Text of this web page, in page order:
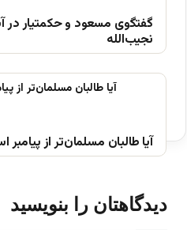
گفتگوی مسعود و حکمتیار
نجیب‌الله
آیا طالبان مسلمان‌تر از
دیدگاهتان را بنویسید